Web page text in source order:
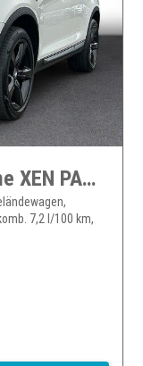
BMW X4 20i AUT 4x4 xLine XEN PAN HUD CARPLAY SHZ RFK X4
7,2 l/100 km,